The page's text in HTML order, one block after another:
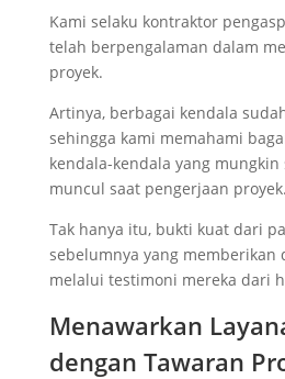
Kami selaku kontraktor
telah berpengalaman dalam
proyek.
Artinya, berbagai kendala
sehingga kami memahami
kendala-kendala yang
muncul saat pengerjaan proyek.
Tak hanya itu, bukti kuat dari
sebelumnya yang memberikan
melalui testimoni mereka dari
Menawarkan
dengan Tawaran